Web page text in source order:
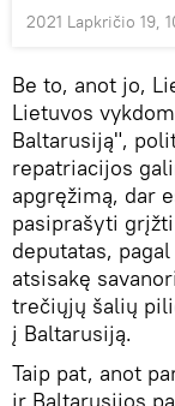
2021 Lapkričio 19,
Be to, anot jo,
Lietuvos
Baltarusiją",
repatriacijos
apgręžimą, dar
pasiprašyti
deputatas,
atsisakę
trečiųjų šalių
į Baltarusiją.
Taip pat, anot